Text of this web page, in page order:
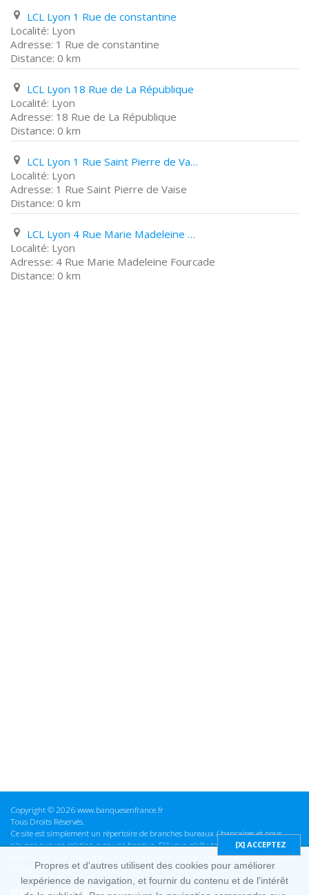
LCL Lyon 1 Rue de constantine
Lyon
1 Rue de constantine
0 km
LCL Lyon 18 Rue de La République
Lyon
18 Rue de La République
0 km
LCL Lyon 1 Rue Saint Pierre de Vaise
Lyon
1 Rue Saint Pierre de Vaise
0 km
LCL Lyon 4 Rue Marie Madeleine Fourcade
Lyon
4 Rue Marie Madeleine Fourcade
0 km
Copyright © 2026 www.banquesenfrance.fr
Tous Droits Réservés.
Ce site est simplement un répertoire de branches bureaux / bancaires et nous
n'avons aucune relation avec une banque. S'il vous plaît vérifier ces informations
avant d'effectuer toute opération, nous ne sommes pas responsables des erreurs
ou des omissions dans les informations que nous fournissons.
Mentions Légales & cookies
Propres et d'autres utilisent des cookies pour améliorer
lexpérience de navigation, et fournir du contenu et de l'intérêt